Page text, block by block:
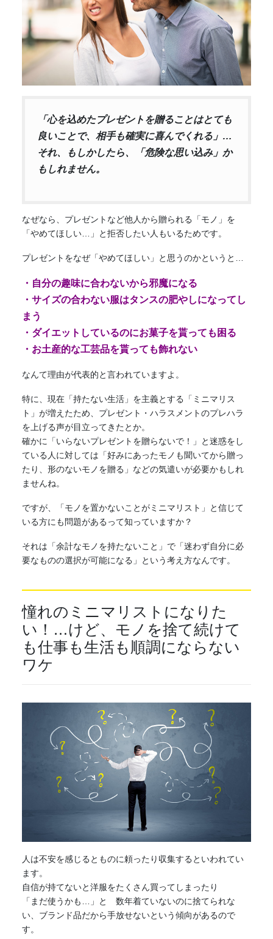
「心を込めたプレゼントを贈ることはとても
良いことで、相手も確実に喜んでくれる」…
それ、もしかしたら、「危険な思い込み」か
もしれません。
なぜなら、プレゼントなど他人から贈られる「モノ」を
「やめてほしい…」と拒否したい人もいるためです。
プレゼントをなぜ「やめてほしい」と思うのかというと…
・自分の趣味に合わないから邪魔になる
・サイズの合わない服はタンスの肥やしになってし
まう
・ダイエットしているのにお菓子を貰っても困る
・お土産的な工芸品を貰っても飾れない
なんて理由が代表的と言われていますよ。
特に、現在「持たない生活」を主義とする「 ミニマリス
ト 」が増えたため、プレゼント・ハラスメントのプレハラ
を上げる声が目立ってきたとか。
確かに「いらないプレゼントを贈らないで！」と迷惑をし
ている人に対しては「好みにあったモノも聞いてから贈っ
たり、形のないモノを贈る」などの気遣いが必要かもしれ
ませんね。
ですが、「モノを置かないことがミニマリスト 」と信じて
いる方にも問題があるって知っていますか？
それは「余計なモノを持たないこと」で「迷わず自分に必
要なものの選択が可能になる」という考え方なんです。
憧れの ミニマリスト になりた
い！…けど、モノを捨て続けて
も仕事も生活も順調にならない
ワケ
人は不安を感じるとものに頼ったり収集するといわれてい
ます。
自信が持てないと洋服をたくさん買ってしまったり
「まだ使うかも…」と 数年着ていないのに捨てられな
い、ブランド品だから手放せないという傾向があるので
す。